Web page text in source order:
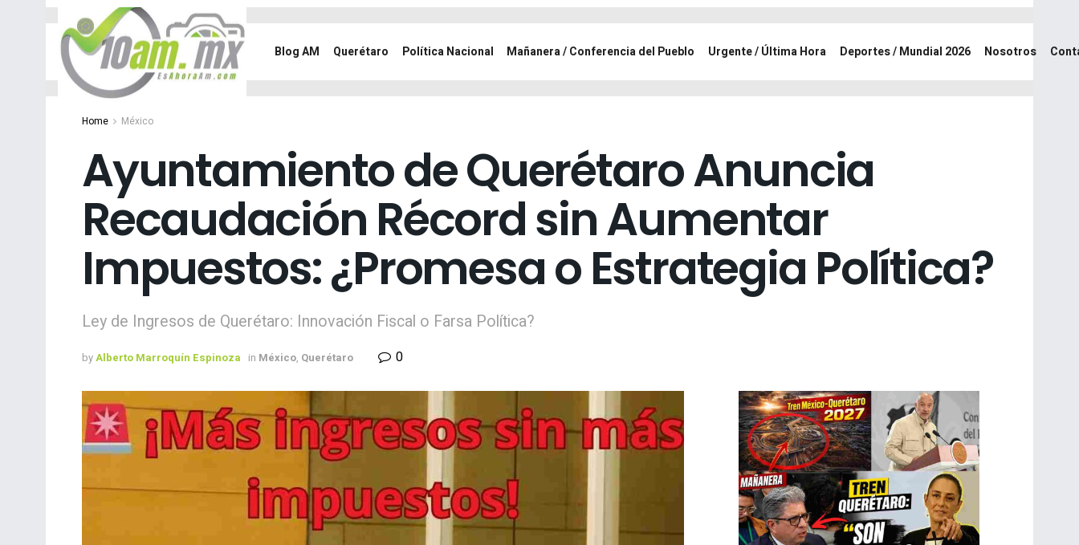
Blog AM Querétaro Política Nacional Mañanera / Conferencia del Pueblo Urgente / Última Hora Deportes / Mundial 2026 Nosotros
Home México
Ayuntamiento de Querétaro Anuncia
Recaudación Récord sin Aumentar
Impuestos: ¿Promesa o Estrategia Política?
Ley de Ingresos de Querétaro: Innovación Fiscal o Farsa Política?
byAlberto Marroquín Espinoza in México, Querétaro 0